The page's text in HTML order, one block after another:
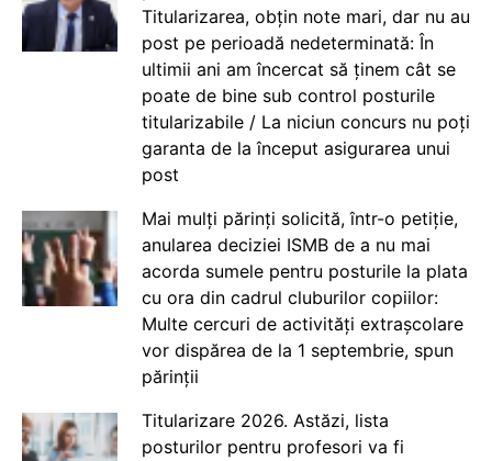
Titularizarea, obțin note mari, dar nu au
post pe perioadă nedeterminată: În
ultimii ani am încercat să ținem cât se
poate de bine sub control posturile
titularizabile / La niciun concurs nu poți
garanta de la început asigurarea unui
post
Mai mulți părinți solicită, într-o petiție,
anularea deciziei ISMB de a nu mai
acorda sumele pentru posturile la plata
cu ora din cadrul cluburilor copiilor:
Multe cercuri de activități extrașcolare
vor dispărea de la 1 septembrie, spun
părinții
Titularizare 2026. Astăzi, lista
posturilor pentru profesori va fi